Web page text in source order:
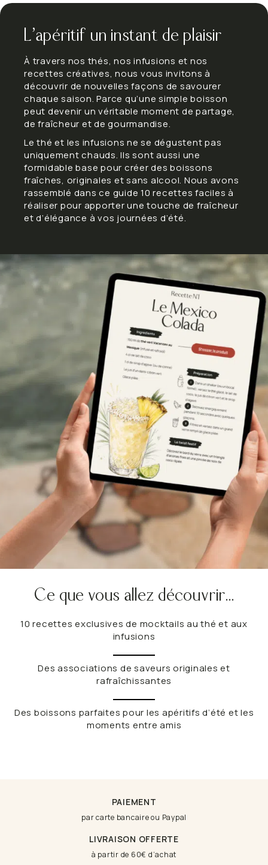
L’apéritif un instant de plaisir
À travers nos thés, nos infusions et nos
recettes créatives, nous vous invitons à
découvrir de nouvelles façons de savourer
chaque saison. Parce qu’une simple boisson
peut devenir un véritable moment de partage,
de fraîcheur et de gourmandise.
Le thé et les infusions ne se dégustent pas
uniquement chauds. Ils sont aussi une
formidable base pour créer des boissons
fraîches, originales et sans alcool. Nous avons
rassemblé dans ce guide 10 recettes faciles à
réaliser pour apporter une touche de fraîcheur
et d’élégance à vos journées d’été.
Ce que vous allez découvrir…
10 recettes exclusives de mocktails au thé et aux
infusions
Des associations de saveurs originales et
rafraîchissantes
Des boissons parfaites pour les apéritifs d’été et les
moments entre amis
PAIEMENT
par carte bancaire ou Paypal
LIVRAISON OFFERTE
à partir de 60€ d’achat